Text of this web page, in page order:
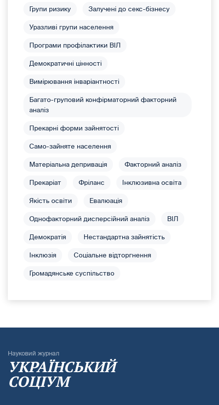
Групи ризику Залучені до секс-бізнесу
Уразливі групи населення
Програми профілактики ВІЛ
Демократичні цінності
Вимірювання інваріантності
Багато-груповий конфірматорний факторний
аналіз
Прекарні форми зайнятості
Само-зайняте населення
Матеріальна депривація Факторний аналіз
Прекаріат Фріланс Інклюзивна освіта
Якість освіти Евалюація
Однофакторний дисперсійний аналіз ВІЛ
Демократія Нестандартна зайнятість
Інклюзія Соціальне відторгнення
Громадянське суспільство
Науковий журнал
УКРАЇНСЬКИЙ
СОЦІУМ